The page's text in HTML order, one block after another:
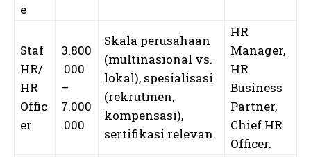
e
Staf
HR/
HR
Offic
er
3.800
.000
–
7.000
.000
Skala perusahaan
(multinasional vs.
lokal), spesialisasi
(rekrutmen,
kompensasi),
sertifikasi relevan.
HR
Manager,
HR
Business
Partner,
Chief HR
Officer.